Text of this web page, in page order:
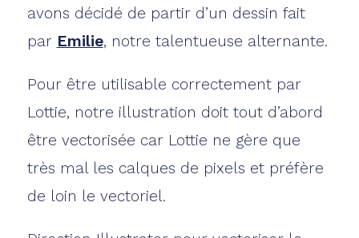
avons décidé de partir d’un dessin fait
par Emilie, notre talentueuse alternante.
Pour être utilisable correctement par
Lottie, notre illustration doit tout d’abord
être vectorisée car Lottie ne gère que
très mal les calques de pixels et préfère
de loin le vectoriel.